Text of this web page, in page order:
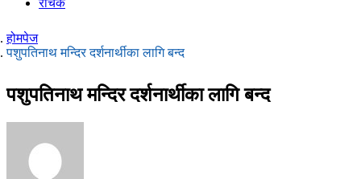
रोचक
होमपेज
पशुपतिनाथ मन्दिर दर्शनार्थीका लागि बन्द
पशुपतिनाथ मन्दिर दर्शनार्थीका लागि बन्द